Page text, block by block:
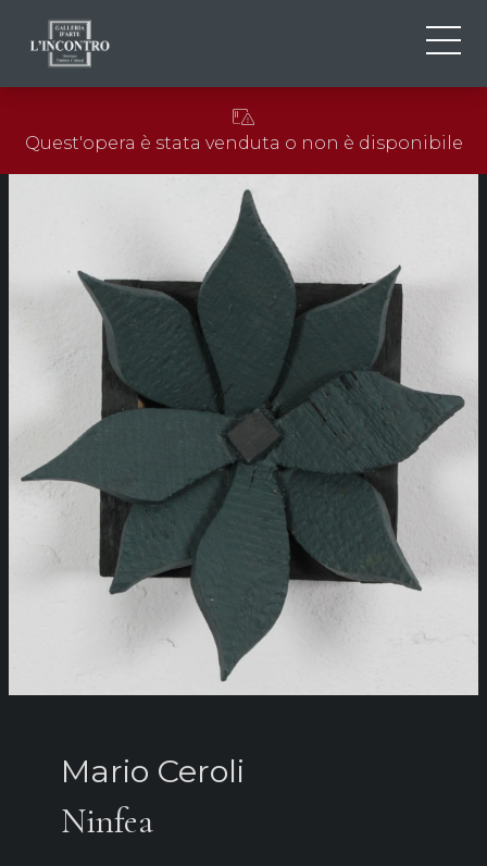
EN
FR
NEWS ED EVENTI
Quest'opera è stata venduta o non è disponibile
Mario Ceroli
Ninfea